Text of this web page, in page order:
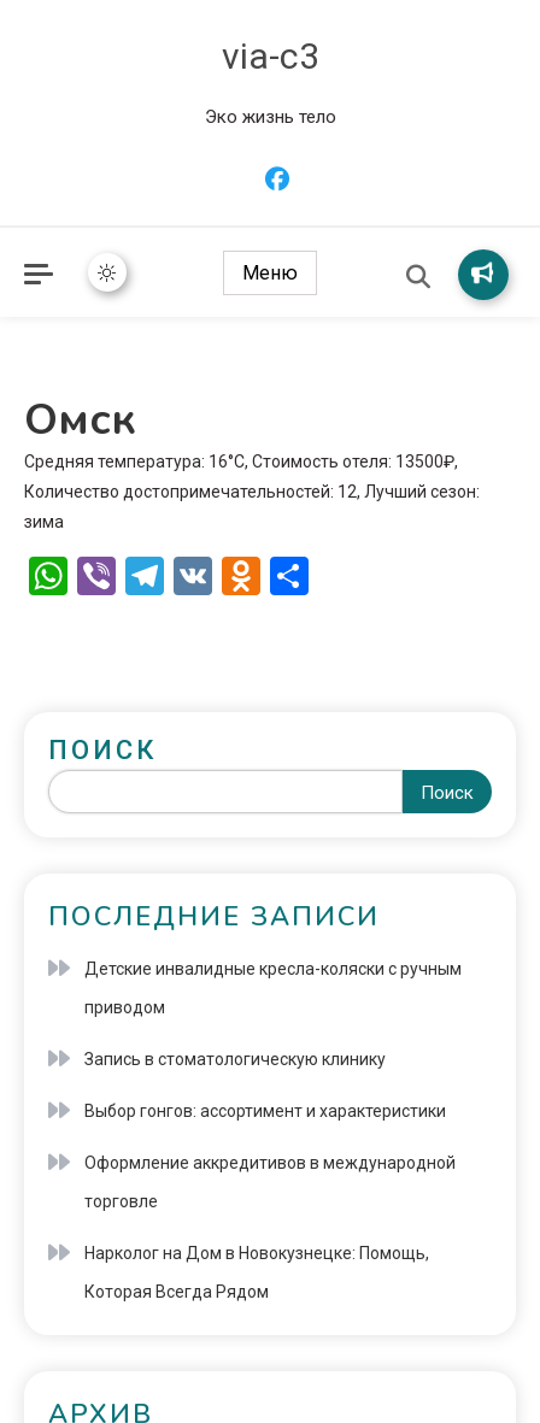
via-c3
Эко жизнь тело
Меню
Омск
Средняя температура: 16°C, Стоимость отеля: 13500₽,
Количество достопримечательностей: 12, Лучший сезон:
зима
WhatsApp
ViberTelegram
VK Odnoklassniki
ПОИСК
Поиск
ПОСЛЕДНИЕ ЗАПИСИ
Детские инвалидные кресла-коляски с ручным
приводом
Запись в стоматологическую клинику
Выбор гонгов: ассортимент и характеристики
Оформление аккредитивов в международной
торговле
Нарколог на Дом в Новокузнецке: Помощь,
Которая Всегда Рядом
АРХИВ